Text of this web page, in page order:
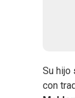
Su hijo
con